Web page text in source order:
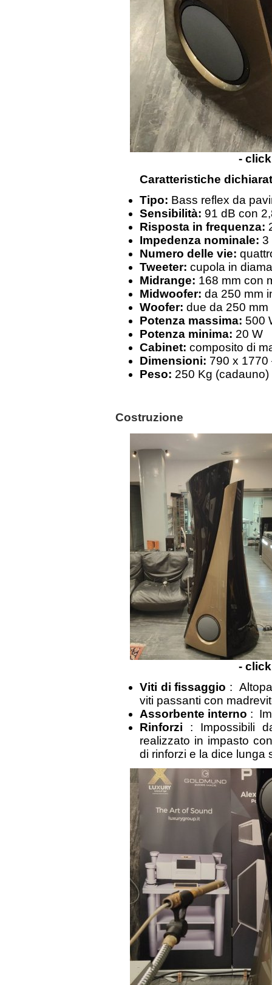
-
Caratteristiche
Tipo: Bass reflex da
Sensibilità: 91 dB con
Risposta in frequenza:
Impedenza nominale: 3
Numero delle vie:
Tweeter: cupola in
Midrange: 168 mm con
Midwoofer: da 250 mm
Woofer: due da 250 mm
Potenza massima: 500
Potenza minima: 20 W
Cabinet: composito di
Dimensioni: 790 x 1770
Peso: 250 Kg (cadauno)
Costruzione
-
Viti di fissaggio :
viti passanti con
Assorbente interno :
Rinforzi : Impossibili
realizzato in impasto
di rinforzi e la dice lunga